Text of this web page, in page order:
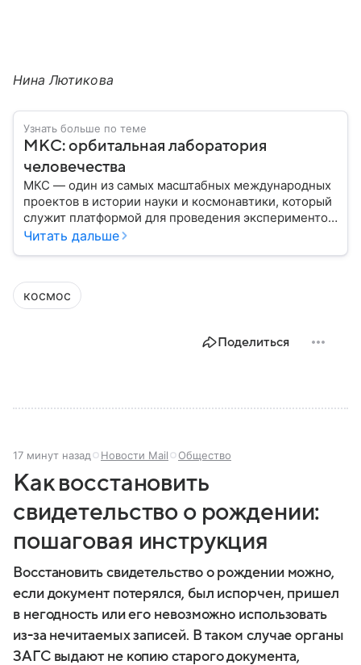
Нина Лютикова
Узнать больше по теме
МКС: орбитальная лаборатория
человечества
МКС — один из самых масштабных международных
проектов в истории науки и космонавтики, который
служит платформой для проведения экспериментов
в условиях невесомости и символом
космическая станция, как она устроена, кому
принадлежит и какое значение имеет для
человечества.
Читать дальше
космос
Поделиться
17 минут назад Новости Mail Общество
Как восстановить
свидетельство о рождении:
пошаговая инструкция
Восстановить свидетельство о рождении можно,
если документ потерялся, был испорчен, пришел
в негодность или его невозможно использовать
из-за нечитаемых записей. В таком случае органы
ЗАГС выдают не копию старого документа,